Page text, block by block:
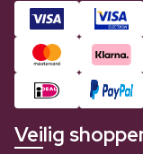
Veilig